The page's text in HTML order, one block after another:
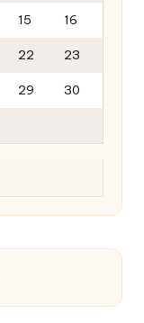
15 16
22 23
29 30